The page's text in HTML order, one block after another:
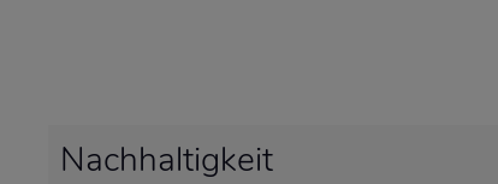
Nachhaltigkeit